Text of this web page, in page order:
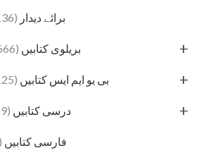
Barae Deedar برائے دیدار (136)
Barelvi Books بریلوی کتابیں (666) +
BUMS Books بی یو ایم ایس کتابیں (125) +
Darsi Books درسی کتابیں (929) +
Farsi Books فارسی کتابیں (30)